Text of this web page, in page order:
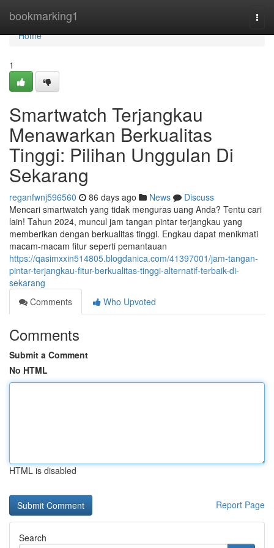
bookmarking1
Home
Home
1
Smartwatch Terjangkau
Menawarkan Berkualitas
Tinggi: Pilihan Unggulan Di
Sekarang
reganfwnj596560 86 days ago News
Discuss
Mencari smartwatch yang tidak menguras uang Anda? Tentu cari
lain! Tahun 2024, muncul jam tangan pintar terjangkau yang
memberikan dengan berkualitas tinggi. Engkau dapat menikmati
macam-macam fitur seperti pemantauan
https://qasimxxin514805.blogdanica.com/41397001/jam-tangan-
pintar-terjangkau-fitur-berkualitas-tinggi-alternatif-terbaik-di-
sekarang
Comments
Who Upvoted
Comments
Submit a Comment
No HTML
HTML is disabled
Report Page
Search